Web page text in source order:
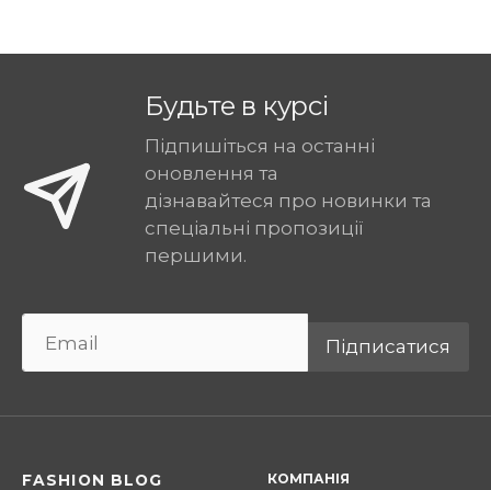
Будьте в курсі
Підпишіться на останні
оновлення та
дізнавайтеся про новинки та
спеціальні пропозиції
першими.
Підписатися
FASHION BLOG КОМПАНІЯ